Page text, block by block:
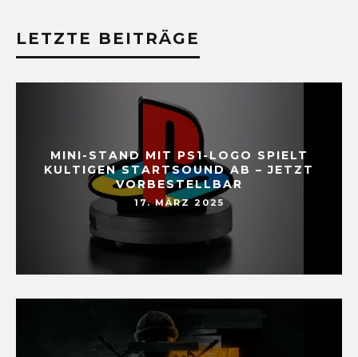
LETZTE BEITRÄGE
MINI-STAND MIT PS1-LOGO SPIELT
KULTIGEN STARTSOUND AB – JETZT
VORBESTELLBAR
17. MÄRZ 2025